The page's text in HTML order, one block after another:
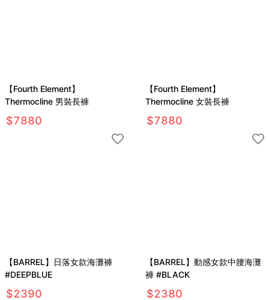
【Fourth Element】
Thermocline 男裝長褲
$7880
【Fourth Element】
Thermocline 女裝長褲
$7880
【BARREL】日落女款海灘褲
#DEEPBLUE
$2390
【BARREL】動感女款中腰海灘
褲 #BLACK
$2380